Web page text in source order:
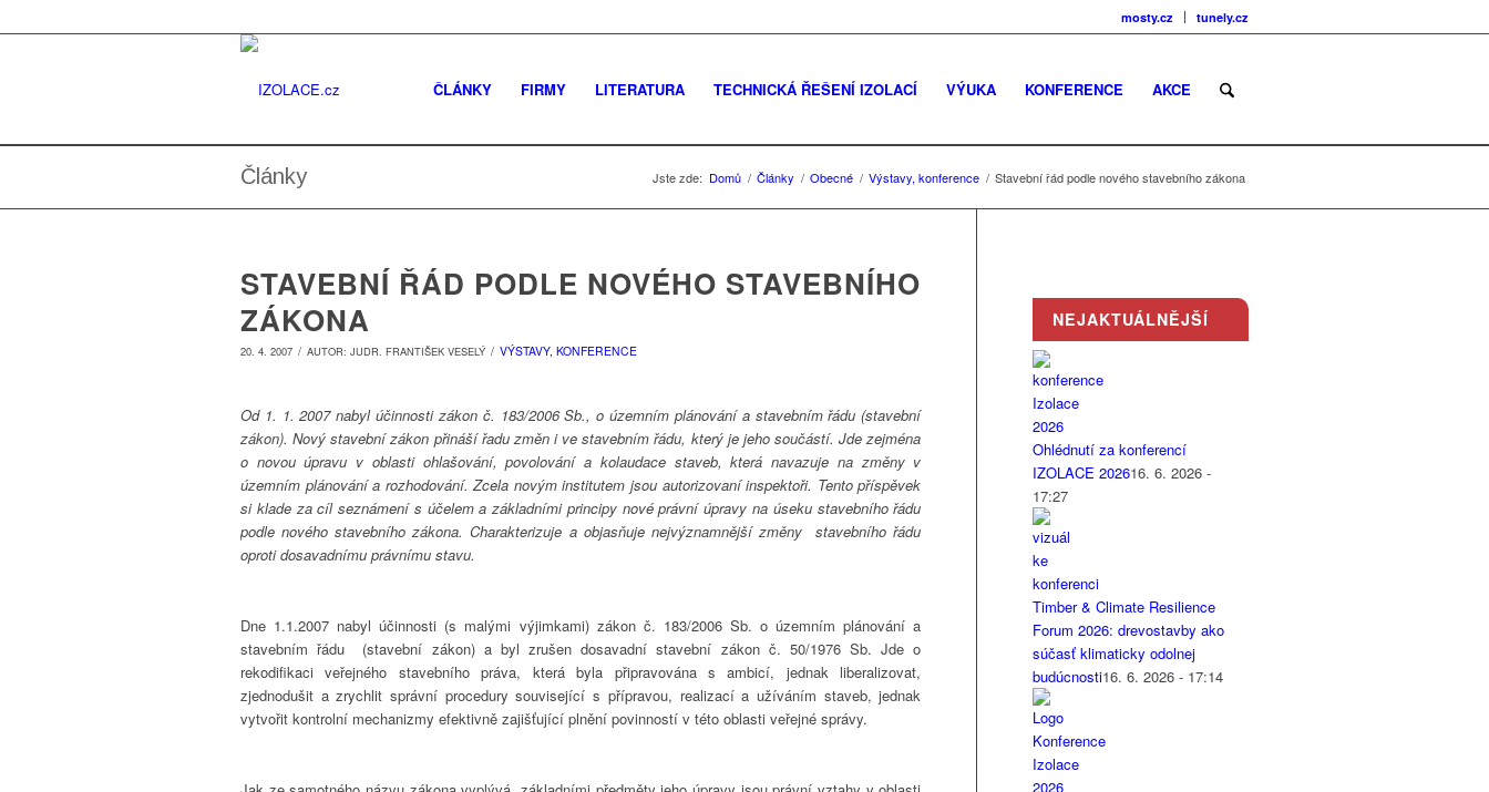
mosty.cz tunely.cz
ČLÁNKY FIRMY LITERATURA TECHNICKÁ ŘEŠENÍ IZOLACÍ VÝUKA KONFERENCE AKCE
Články Jste zde: Domů / Články / Obecné / Výstavy, konference / Stavební řád podle nového stavebního zákona
STAVEBNÍ ŘÁD PODLE NOVÉHO STAVEBNÍHO
ZÁKONA
20. 4. 2007 / AUTOR: JUDR. FRANTIŠEK VESELÝ / VÝSTAVY, KONFERENCE
Od 1. 1. 2007 nabyl účinnosti zákon č. 183/2006 Sb., o územním plánování a stavebním řádu (stavební
zákon). Nový stavební zákon přináší řadu změn i ve stavebním řádu, který je jeho součástí. Jde zejména
o novou úpravu v oblasti ohlašování, povolování a kolaudace staveb, která navazuje na změny v
územním plánování a rozhodování. Zcela novým institutem jsou autorizovaní inspektoři. Tento příspěvek
si klade za cíl seznámení s účelem a základními principy nové právní úpravy na úseku stavebního řádu
podle nového stavebního zákona. Charakterizuje a objasňuje nejvýznamnější změny stavebního řádu
oproti dosavadnímu právnímu stavu.
Dne 1.1.2007 nabyl účinnosti (s malými výjimkami) zákon č. 183/2006 Sb. o územním plánování a
stavebním řádu (stavební zákon) a byl zrušen dosavadní stavební zákon č. 50/1976 Sb. Jde o
rekodifikaci veřejného stavebního práva, která byla připravována s ambicí, jednak liberalizovat,
zjednodušit a zrychlit správní procedury související s přípravou, realizací a užíváním staveb, jednak
vytvořit kontrolní mechanizmy efektivně zajišťující plnění povinností v této oblasti veřejné správy.
NEJAKTUÁLNĚJŠÍ
Ohlédnutí za konferencí
IZOLACE 202616. 6. 2026 -
17:27
Timber & Climate Resilience
Forum 2026: drevostavby ako
súčasť klimaticky odolnej
budúcnosti16. 6. 2026 - 17:14